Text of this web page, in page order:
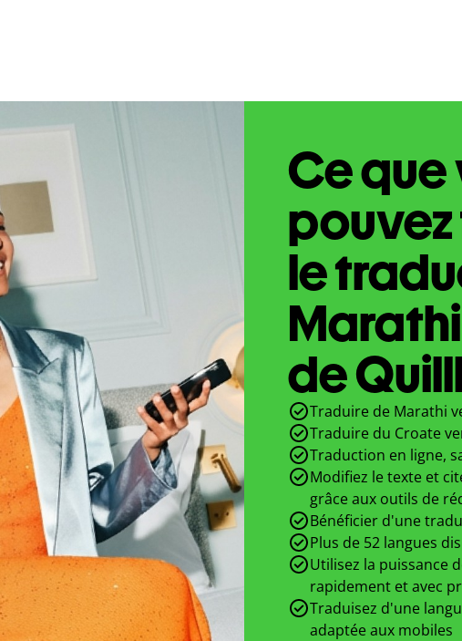
Ce que
le
de
Traduire de Marathi
Traduire du Croate
Traduction en ligne,
Modifiez le texte et
grâce aux outils de
Bénéficier d'une
Plus de 52 langues
Utilisez la puissance
rapidement et avec
Traduisez d'une
adaptée aux mobiles